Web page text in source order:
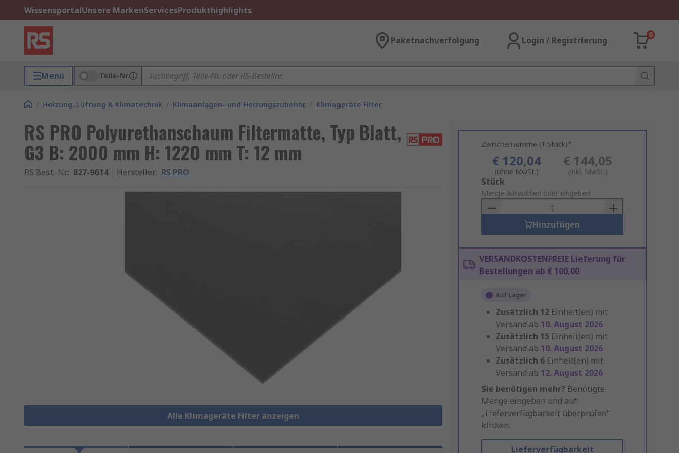
WissensportalUnsere MarkenServicesProdukthighlights
Paketnachverfolgung Login / Registrierung
0
Menü Teile-Nr.
/ Heizung, Lüftung & Klimatechnik / Klimaanlagen- und Heizungszubehör / Klimageräte Filter
RS PRO Polyurethanschaum Filtermatte, Typ Blatt,
G3 B: 2000 mm H: 1220 mm T: 12 mm
RS Best.-Nr.: 827-9614 Hersteller: RS PRO
Alle Klimageräte Filter anzeigen
Zwischensumme (1 Stück)*
€ 120,04
(ohne MwSt.)
€ 144,05
(inkl. MwSt.)
Add
to
Basket
Stück
Menge auswählen oder eingeben
Hinzufügen
VERSANDKOSTENFREIE Lieferung für
Bestellungen ab € 100,00
Auf Lager
Zusätzlich 12 Einheit(en) mit
Versand ab 10. August 2026
Zusätzlich 15 Einheit(en) mit
Versand ab 10. August 2026
Zusätzlich 6 Einheit(en) mit
Versand ab 12. August 2026
Sie benötigen mehr? Benötigte
Menge eingeben und auf
„Lieferverfügbarkeit überprüfen“
klicken.
Lieferverfügbarkeit